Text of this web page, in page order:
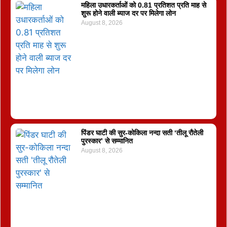
महिला उधारकर्ताओं को 0.81 प्रतिशत प्रति माह से
शुरू होने वाली ब्याज दर पर मिलेगा लोन
August 8, 2026
पिंडर घाटी की सुर-कोकिला नन्दा सती ‘तीलू रौतेली
पुरस्कार’ से सम्मानित
August 8, 2026